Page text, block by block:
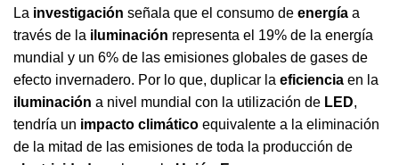
La investigación señala que el consumo de energía a
través de la iluminación representa el 19% de la energía
mundial y un 6% de las emisiones globales de gases de
efecto invernadero. Por lo que, duplicar la eficiencia en la
iluminación a nivel mundial con la utilización de LED,
tendría un impacto climático equivalente a la eliminación
de la mitad de las emisiones de toda la producción de